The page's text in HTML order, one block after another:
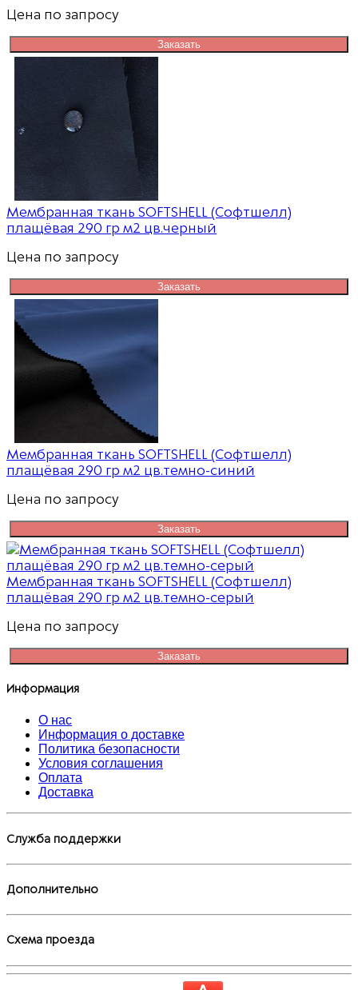
Цена по запросу
Заказать
Мембранная ткань SOFTSHELL (Софтшелл)
плащёвая 290 гр м2 цв.черный
Цена по запросу
Заказать
Мембранная ткань SOFTSHELL (Софтшелл)
плащёвая 290 гр м2 цв.темно-синий
Цена по запросу
Заказать
Мембранная ткань SOFTSHELL (Софтшелл)
плащёвая 290 гр м2 цв.темно-серый
Цена по запросу
Заказать
Информация
О нас
Информация о доставке
Политика безопасности
Условия соглашения
Оплата
Доставка
Служба поддержки
Дополнительно
Схема проезда